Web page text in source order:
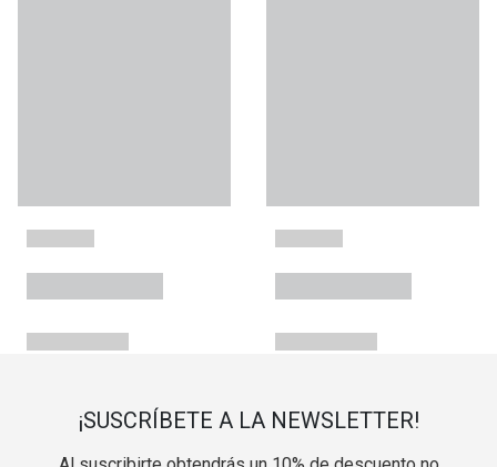
¡SUSCRÍBETE A LA NEWSLETTER!